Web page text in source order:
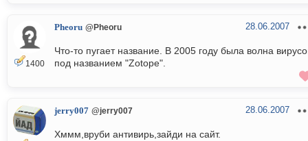
1400
Pheoru @Pheoru 28.06.2007
Что-то пугает название. В 2005 году была волна
под названием "Zotope".
jerry007 @jerry007 28.06.2007
Хммм,вруби антивирь,зайди на сайт.